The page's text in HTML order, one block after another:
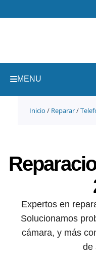
al
MENU
Inicio / Reparar/
Expertos en
Solucionamos
cámara, y más
de